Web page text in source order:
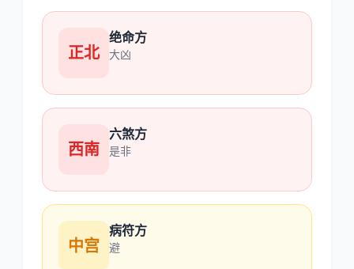
正北
绝命方
大凶
西南
六煞方
是非
中宫
病符方
避